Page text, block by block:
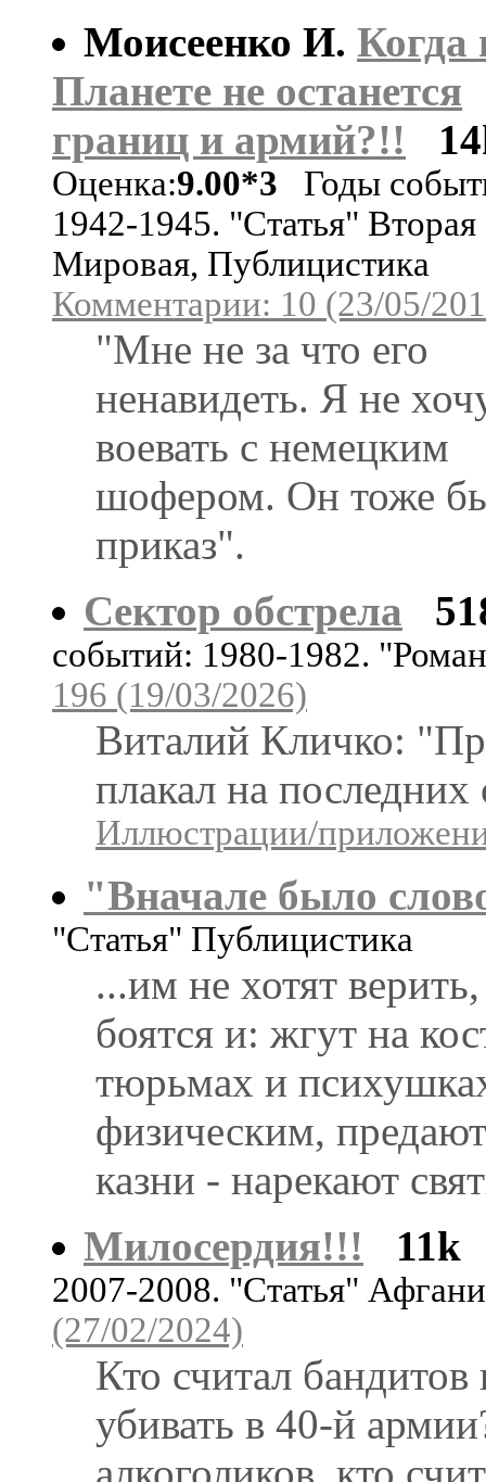
Моисеенко И. Когда
Планете не останется
границ и армий?!!
Оценка:9.00*3 Годы
1942-1945. "Статья" Вторая
Мировая, Публицистика
Комментарии: 10 (23/05/
"Мне не за что его
ненавидеть. Я не
воевать с немецким
шофером. Он тоже
приказ".
Сектор обстрела
событий: 1980-1982.
196 (19/03/2026)
Виталий Кличко:
плакал на
Иллюстрации/
"Вначале было
"Статья" Публицистика
...им не хотят
боятся и: жгут на
тюрьмах и
физическим,
казни - нарекают
Милосердия!!!
11k
2007-2008. "Статья"
(27/02/2024)
Кто считал
убивать в 40-й